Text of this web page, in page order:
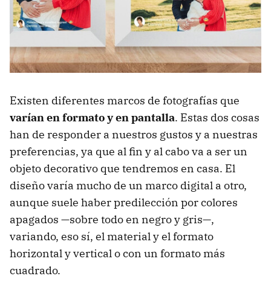
Existen diferentes marcos de fotografías que
varían en formato y en pantalla. Estas dos cosas
han de responder a nuestros gustos y a nuestras
preferencias, ya que al fin y al cabo va a ser un
objeto decorativo que tendremos en casa. El
diseño varía mucho de un marco digital a otro,
aunque suele haber predilección por colores
apagados —sobre todo en negro y gris—,
variando, eso sí, el material y el formato
horizontal y vertical o con un formato más
cuadrado.